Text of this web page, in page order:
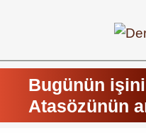
Bugünün
Atasözünün